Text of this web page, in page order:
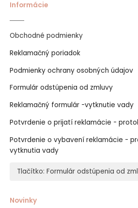
Informácie
Obchodné podmienky
Reklamačný poriadok
Podmienky ochrany osobných údajov
Formulár odstúpenia od zmluvy
Reklamačný formulár -vytknutie vady
Potvrdenie o prijatí reklamácie -
Potvrdenie o vybavení reklamácie -
vytknutia vady
Tlačítko: Formulár odstúpenia od
Novinky